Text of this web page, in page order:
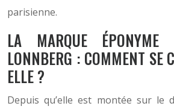
parisienne.
LA MARQUE ÉPONYME
LONNBERG : COMMENT SE
ELLE ?
Depuis qu’elle est montée sur le